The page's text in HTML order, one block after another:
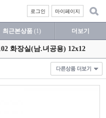
마이페이지
로그인
최근본상품 (1) 더보기
화장실(남.녀공용) 12x12